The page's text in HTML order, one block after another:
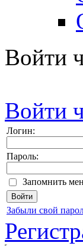
Войти
Войти
Логин:
Пароль:
Запомнить
Забыли свой